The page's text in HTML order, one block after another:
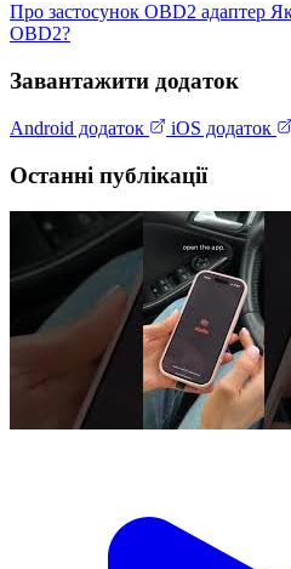
Про застосунок OBD2 адаптер
OBD2?
Завантажити додаток
Android додаток iOS додаток
Останні публікації